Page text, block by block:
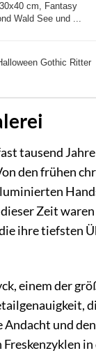
cm, Fantasy
Wald See und ...
Gothic Ritter
tausend
den frühen
Zeit
ihre tiefsten
einem der
und